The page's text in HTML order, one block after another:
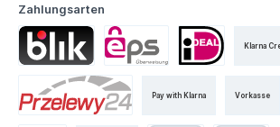
Zahlungsarten
Klarna
Pay with Klarna Vorkasse